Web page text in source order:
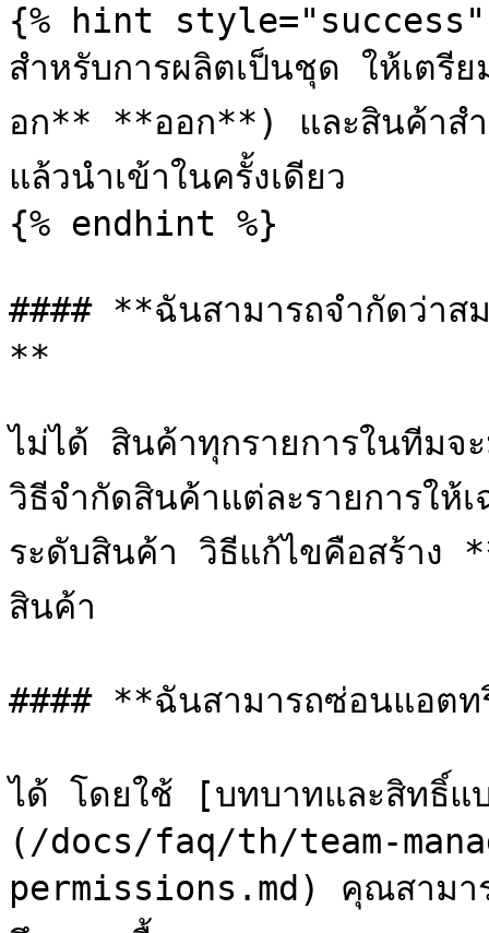
{% hint style="success"
สำหรับการผลิตเป็นชุด ให้เต
อก** **ออก**) และสินค้าส
แล้วนำเข้าในครั้งเดียว
{% endhint %}
#### **ฉันสามารถจำกัดว่าส
**
ไม่ได้ สินค้าทุกรายการในทีม
วิธีจำกัดสินค้าแต่ละรายการใ
ระดับสินค้า วิธีแก้ไขคือสร้า
สินค้า
#### **ฉันสามารถซ่อนแอตท
ได้ โดยใช้ [บทบาทและสิทธิ์แ
(/docs/faq/th/team-
permissions.md) คุณสามา